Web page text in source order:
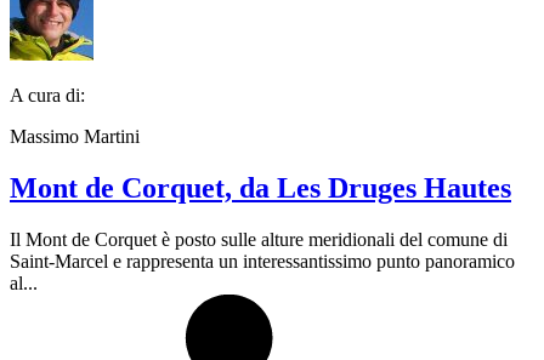
A cura di:
Massimo Martini
Mont de Corquet, da Les Druges Hautes
Il Mont de Corquet è posto sulle alture meridionali del comune di
Saint-Marcel e rappresenta un interessantissimo punto panoramico
al...